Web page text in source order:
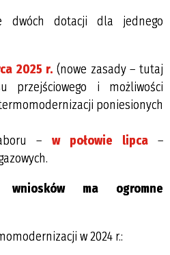
dwóch dotacji dla jednego
2025 r. (nowe zasady – tutaj
przejściowego i możliwości
poniesionych
– w połowie lipca–
wniosków ma ogromne
w 2024 r.: